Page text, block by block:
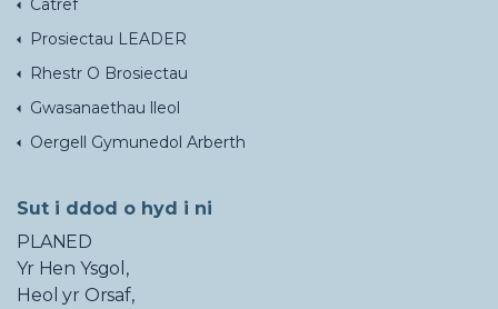
Catref
Prosiectau LEADER
Rhestr O Brosiectau
Gwasanaethau lleol
Oergell Gymunedol Arberth
Sut i ddod o hyd i ni
PLANED
Yr Hen Ysgol,
Heol yr Orsaf,